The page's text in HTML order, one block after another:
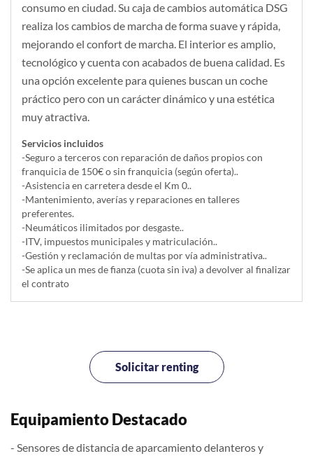
consumo en ciudad. Su caja de cambios automática DSG
realiza los cambios de marcha de forma suave y rápida,
mejorando el confort de marcha. El interior es amplio,
tecnológico y cuenta con acabados de buena calidad. Es
una opción excelente para quienes buscan un coche
práctico pero con un carácter dinámico y una estética
muy atractiva.
Servicios incluidos
-Seguro a terceros con reparación de daños propios con
franquicia de 150€ o sin franquicia (según oferta)..
-Asistencia en carretera desde el Km 0..
-Mantenimiento, averías y reparaciones en talleres
preferentes.
-Neumáticos ilimitados por desgaste..
-ITV, impuestos municipales y matriculación..
-Gestión y reclamación de multas por vía administrativa..
-Se aplica un mes de fianza (cuota sin iva) a devolver al finalizar
el contrato
Solicitar renting
Equipamiento Destacado
- Sensores de distancia de aparcamiento delanteros y